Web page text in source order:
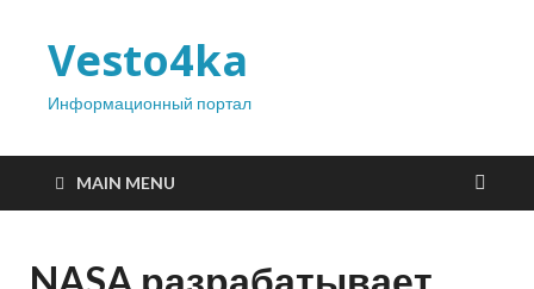
Vesto4ka
Информационный портал
MAIN MENU